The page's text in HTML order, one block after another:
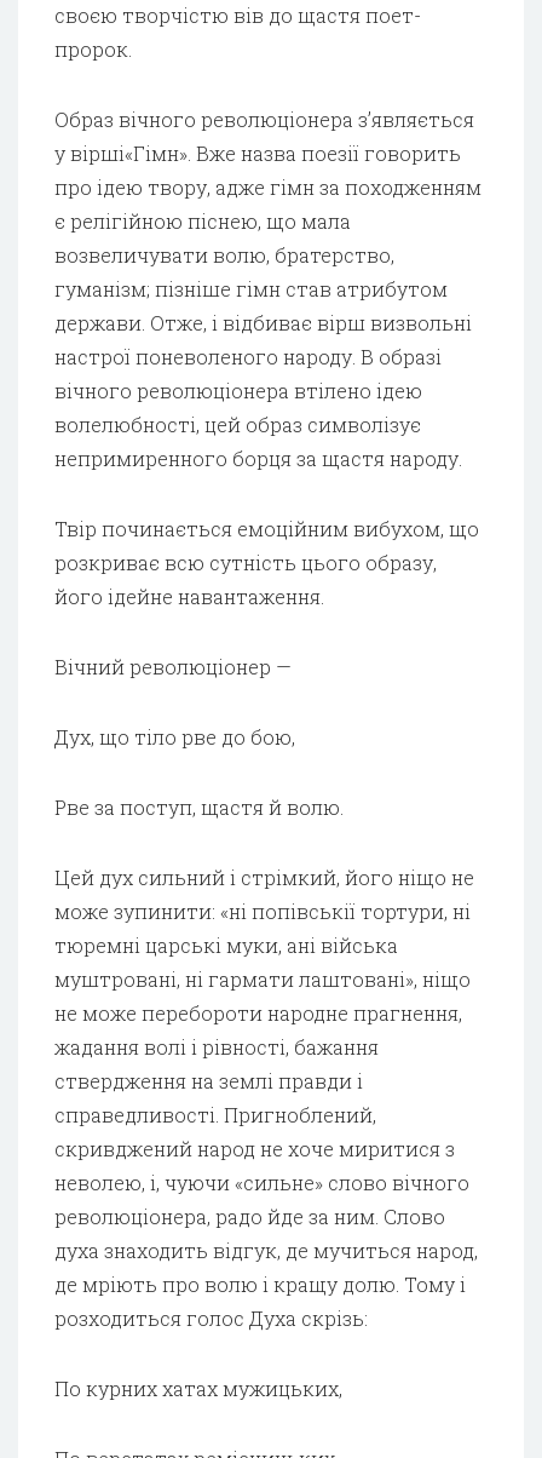
своєю творчістю вів до щастя поет-
пророк.
Образ вічного революціонера з’являється
у вірші«Гімн». Вже назва поезії говорить
про ідею твору, адже гімн за походженням
є релігійною піснею, що мала
возвеличувати волю, братерство,
гуманізм; пізніше гімн став атрибутом
держави. Отже, і відбиває вірш визвольні
настрої поневоленого народу. В образі
вічного революціонера втілено ідею
волелюбності, цей образ символізує
непримиренного борця за щастя народу.
Твір починається емоційним вибухом, що
розкриває всю сутність цього образу,
його ідейне навантаження.
Вічний революціонер —
Дух, що тіло рве до бою,
Рве за поступ, щастя й волю.
Цей дух сильний і стрімкий, його ніщо не
може зупинити: «ні попівськії тортури, ні
тюремні царські муки, ані війська
муштровані, ні гармати лаштовані», ніщо
не може перебороти народне прагнення,
жадання волі і рівності, бажання
ствердження на землі правди і
справедливості. Пригноблений,
скривджений народ не хоче миритися з
неволею, і, чуючи «сильне» слово вічного
революціонера, радо йде за ним. Слово
духа знаходить відгук, де мучиться народ,
де мріють про волю і кращу долю. Тому і
розходиться голос Духа скрізь:
По курних хатах мужицьких,